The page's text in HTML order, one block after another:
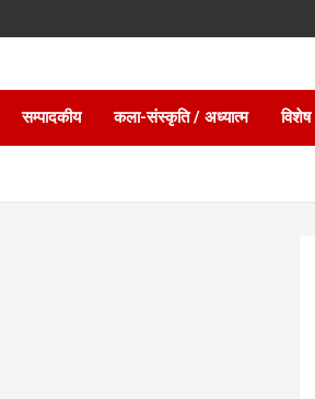
सम्पादकीय कला-संस्कृति / अध्यात्म विशेष